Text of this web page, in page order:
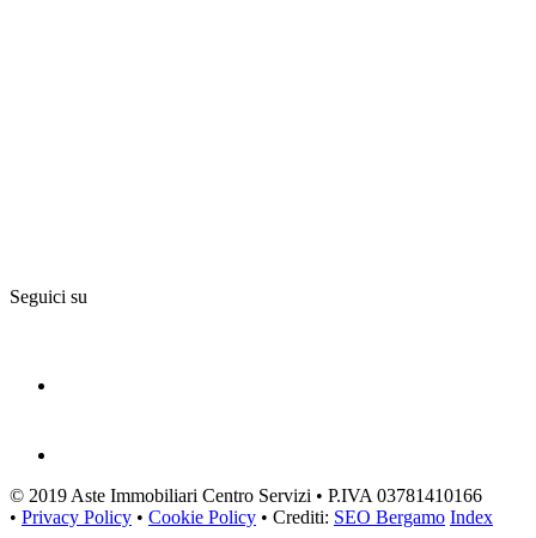
Seguici su
© 2019 Aste Immobiliari Centro Servizi • P.IVA 03781410166
• Privacy Policy • Cookie Policy • Crediti: SEO Bergamo Index